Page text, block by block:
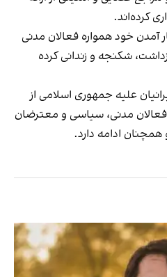
کرده‌اند.
آمدن خود همواره فعالان مدنی
شکنجه و زندانی کرده
علیه جمهوری اسلامی از
سرکوب فعالان مدنی، سیاسی و معترضان
ادامه دارد.